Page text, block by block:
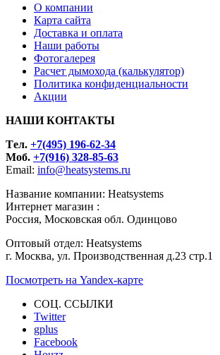
О компании
Карта сайта
Доставка и оплата
Наши работы
Фотогалерея
Расчет дымохода (калькулятор)
Политика конфиденциальности
Акции
НАШИ КОНТАКТЫ
Tел. +7(495) 196-62-34
Моб. +7(916) 328-85-63
Email: info@heatsystems.ru
Название компании: Heatsystems
Интернет магазин :
Россия, Московская обл. Одинцово
Оптовый отдел: Heatsystems
г. Москва, ул. Производственная д.23 стр.1
Посмотреть на Yandex-карте
СОЦ. ССЫЛКИ
Twitter
gplus
Facebook